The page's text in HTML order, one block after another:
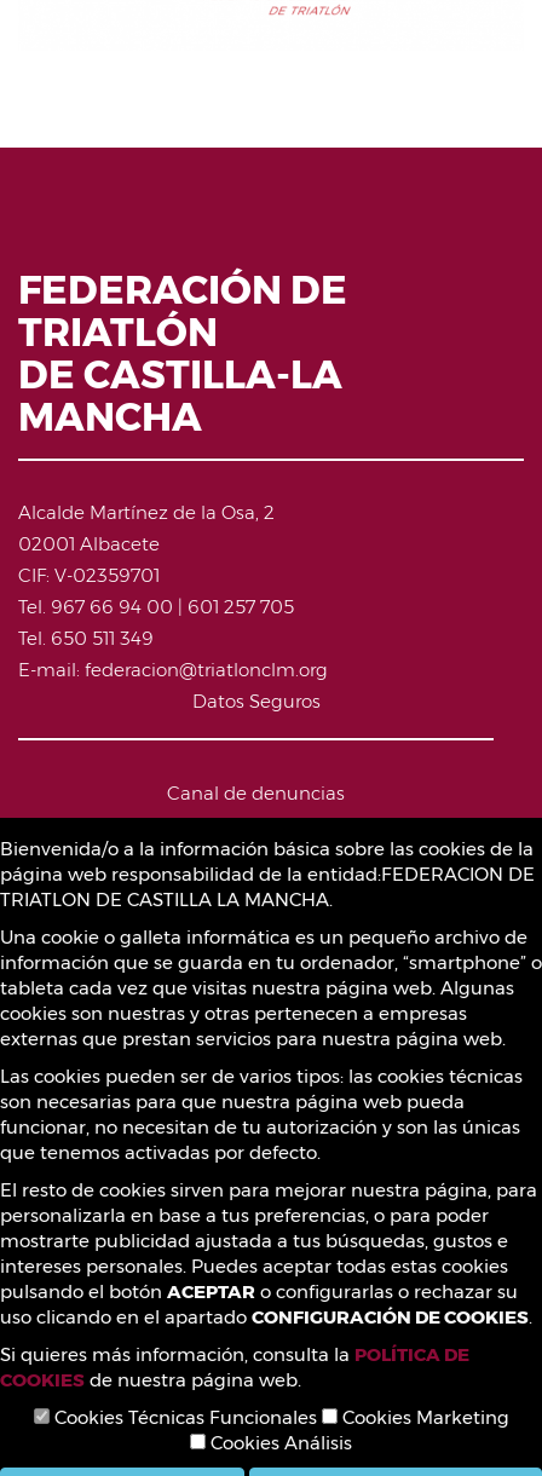
Bienvenida/o a la información básica sobre las cookies de la
página web responsabilidad de la entidad:FEDERACION DE
TRIATLON DE CASTILLA LA MANCHA.
Una cookie o galleta informática es un pequeño archivo de
información que se guarda en tu ordenador, “smartphone” o
tableta cada vez que visitas nuestra página web. Algunas
cookies son nuestras y otras pertenecen a empresas
externas que prestan servicios para nuestra página web.
Las cookies pueden ser de varios tipos: las cookies técnicas
son necesarias para que nuestra página web pueda
funcionar, no necesitan de tu autorización y son las únicas
que tenemos activadas por defecto.
El resto de cookies sirven para mejorar nuestra página, para
personalizarla en base a tus preferencias, o para poder
mostrarte publicidad ajustada a tus búsquedas, gustos e
intereses personales. Puedes aceptar todas estas cookies
pulsando el botón ACEPTAR o configurarlas o rechazar su
uso clicando en el apartado CONFIGURACIÓN DE COOKIES.
Si quieres más información, consulta la POLÍTICA DE
COOKIES de nuestra página web.
Cookies Técnicas Funcionales
Cookies Marketing
Cookies Análisis
FEDERACIÓN DE
TRIATLÓN
DE CASTILLA-LA
MANCHA
Alcalde Martínez de la Osa, 2
02001 Albacete
CIF: V-02359701
Tel. 967 66 94 00 | 601 257 705
Tel. 650 511 349
E-mail: federacion@triatlonclm.org
Datos Seguros
Canal de denuncias
Política de Cookies
Sustancias prohibidas
Contacto
¡Síguenos!